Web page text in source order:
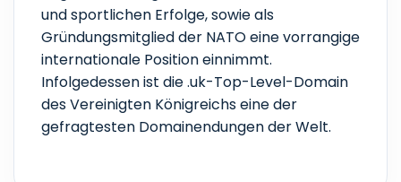
und sportlichen Erfolge, sowie als
Gründungsmitglied der NATO eine vorrangige
internationale Position einnimmt.
Infolgedessen ist die .uk-Top-Level-Domain
des Vereinigten Königreichs eine der
gefragtesten Domainendungen der Welt.